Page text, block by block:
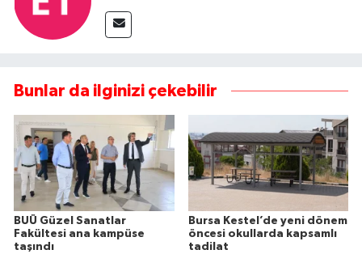
Bunlar da ilginizi çekebilir
BUÜ Güzel Sanatlar
Fakültesi ana kampüse
taşındı
Bursa Kestel’de yeni dönem
öncesi okullarda kapsamlı
tadilat